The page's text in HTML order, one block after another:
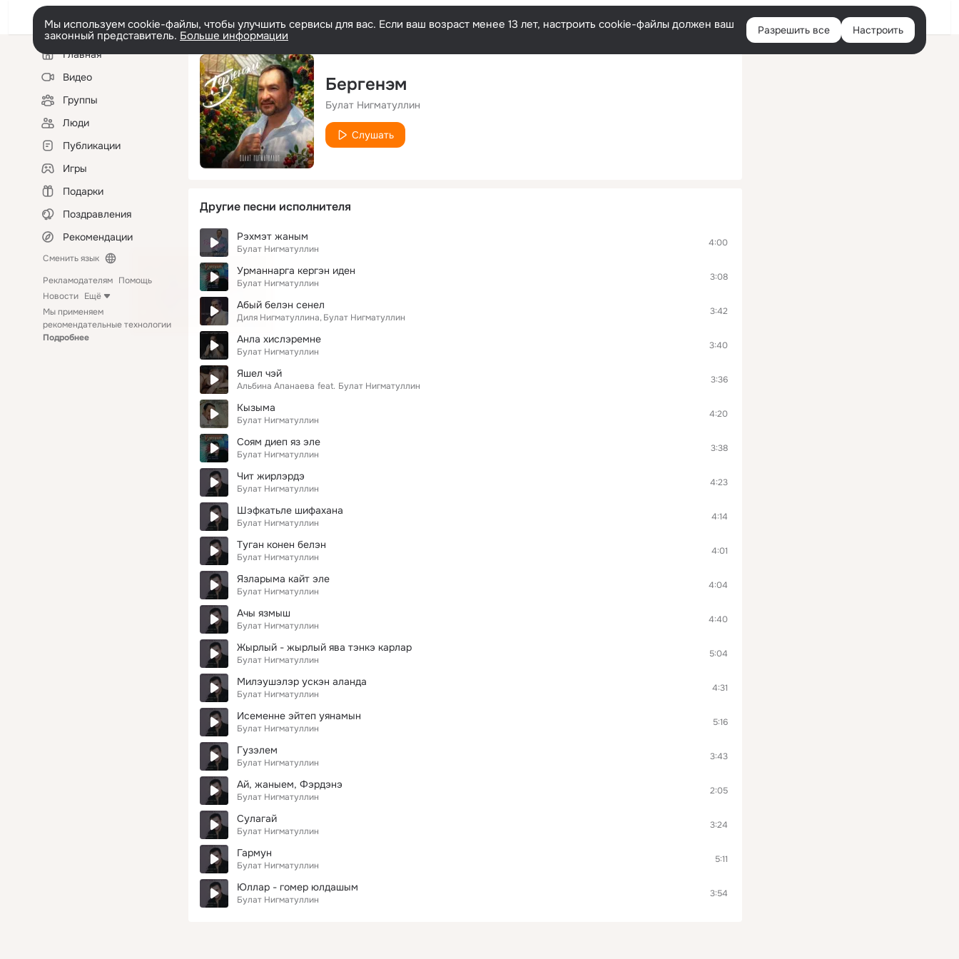
Войти
Мы используем cookie-файлы, чтобы улучшить сервисы для вас. Если ваш возраст менее 13 лет, настроить cookie-файлы должен ваш
законный представитель. Больше информации Разрешить все Настроить
Левая
колонкаГлавная
Видео
Группы
Люди
Публикации
Игры
Подарки
Поздравления
Рекомендации
Сменить язык
Рекламодателям Помощь
Новости Ещё
Мы применяем
рекомендательные технологии
Подробнее
Бергенэм
Булат Нигматуллин
Слушать
Другие песни исполнителя
Рэхмэт жаным
Булат Нигматуллин
4:00
Урманнарга кергэн иден
Булат Нигматуллин
3:08
Абый белэн сенел
Диля Нигматуллина Булат Нигматуллин
3:42
Анла хислэремне
Булат Нигматуллин
3:40
Яшел чэй
Альбина Апанаева feat. Булат Нигматуллин
3:36
Кызыма
Булат Нигматуллин
4:20
Соям диеп яз эле
Булат Нигматуллин
3:38
Чит жирлэрдэ
Булат Нигматуллин
4:23
Шэфкатьле шифахана
Булат Нигматуллин
4:14
Туган конен белэн
Булат Нигматуллин
4:01
Язларыма кайт эле
Булат Нигматуллин
4:04
Ачы язмыш
Булат Нигматуллин
4:40
Жырлый - жырлый ява тэнкэ карлар
Булат Нигматуллин
5:04
Милэушэлэр ускэн аланда
Булат Нигматуллин
4:31
Исеменне эйтеп уянамын
Булат Нигматуллин
5:16
Гузэлем
Булат Нигматуллин
3:43
Ай, жаныем, Фэрдэнэ
Булат Нигматуллин
2:05
Сулагай
Булат Нигматуллин
3:24
Гармун
Булат Нигматуллин
5:11
Юллар - гомер юлдашым
Булат Нигматуллин
3:54